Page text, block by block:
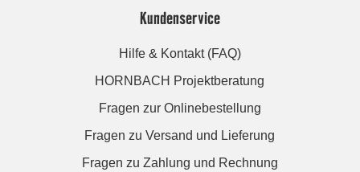
Kundenservice
Hilfe & Kontakt (FAQ)
HORNBACH Projektberatung
Fragen zur Onlinebestellung
Fragen zu Versand und Lieferung
Fragen zu Zahlung und Rechnung